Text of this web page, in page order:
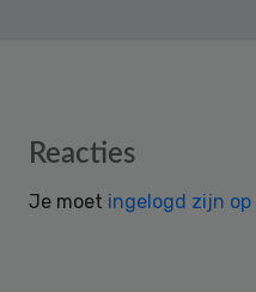
Reader
Reacties
Je moet ingelogd zijn op